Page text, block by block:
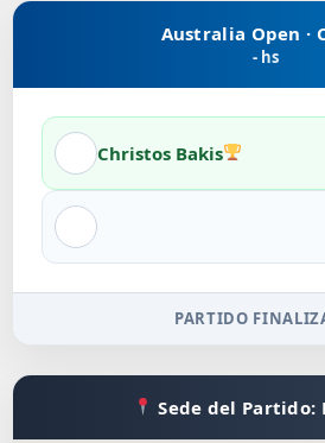
Australia Open ·
- hs
Christos Bakis
PARTIDO
Sede del Partido: